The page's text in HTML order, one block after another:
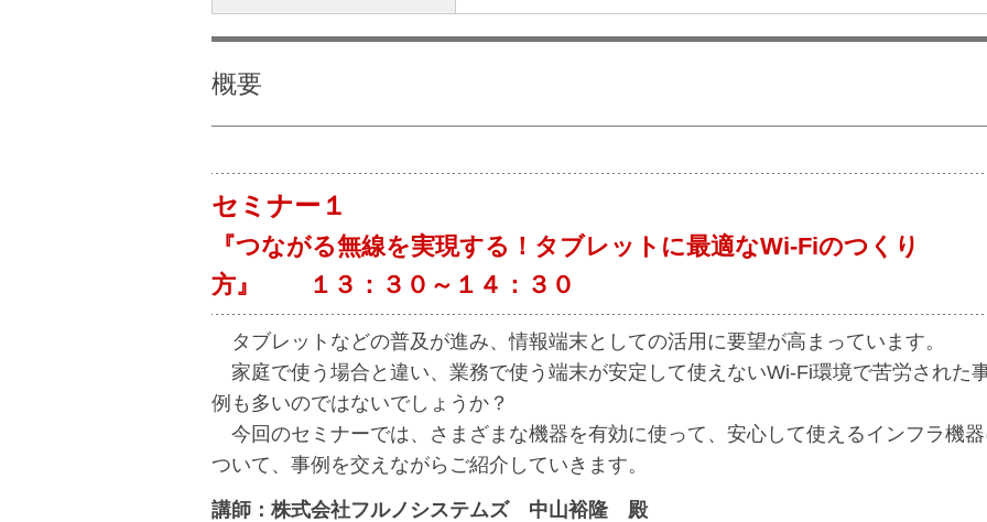
概要
セミナー１
『つながる無線を実現する！タブレットに最適なWi-Fiのつくり
方』 １３：３０～１４：３０
タブレットなどの普及が進み、情報端末としての活用に要望が高まっています。
家庭で使う場合と違い、業務で使う端末が安定して使えないWi-Fi環境で苦労された
例も多いのではないでしょうか？
今回のセミナーでは、さまざまな機器を有効に使って、安心して使えるインフラ機
ついて、事例を交えながらご紹介していきます。
講師：株式会社フルノシステムズ 中山裕隆 殿